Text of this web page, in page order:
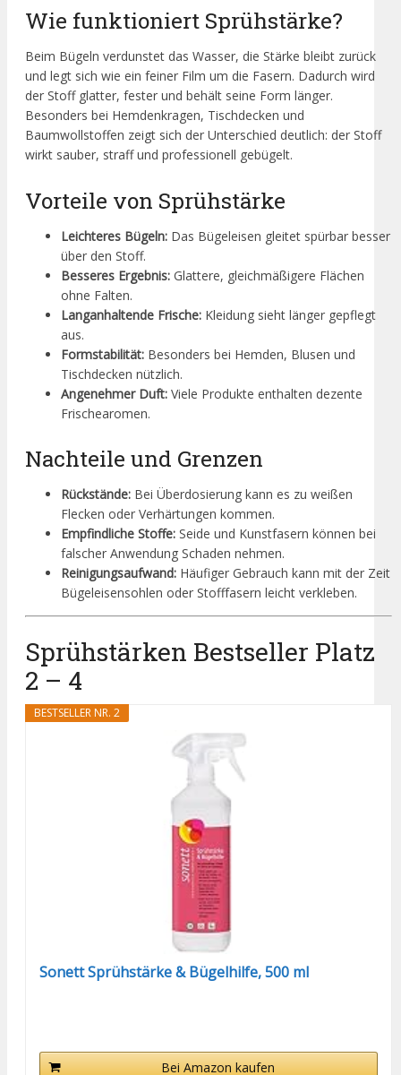
Wie funktioniert Sprühstärke?
Beim Bügeln verdunstet das Wasser, die Stärke bleibt zurück
und legt sich wie ein feiner Film um die Fasern. Dadurch wird
der Stoff glatter, fester und behält seine Form länger.
Besonders bei Hemdenkragen, Tischdecken und
Baumwollstoffen zeigt sich der Unterschied deutlich: der Stoff
wirkt sauber, straff und professionell gebügelt.
Vorteile von Sprühstärke
Leichteres Bügeln: Das Bügeleisen gleitet spürbar besser
über den Stoff.
Besseres Ergebnis: Glattere, gleichmäßigere Flächen
ohne Falten.
Langanhaltende Frische: Kleidung sieht länger gepflegt
aus.
Formstabilität: Besonders bei Hemden, Blusen und
Tischdecken nützlich.
Angenehmer Duft: Viele Produkte enthalten dezente
Frischearomen.
Nachteile und Grenzen
Rückstände: Bei Überdosierung kann es zu weißen
Flecken oder Verhärtungen kommen.
Empfindliche Stoffe: Seide und Kunstfasern können bei
falscher Anwendung Schaden nehmen.
Reinigungsaufwand: Häufiger Gebrauch kann mit der Zeit
Bügeleisensohlen oder Stofffasern leicht verkleben.
Sprühstärken Bestseller Platz
2 – 4
BESTSELLER NR. 2
Sonett Sprühstärke & Bügelhilfe, 500 ml
Bei Amazon kaufen